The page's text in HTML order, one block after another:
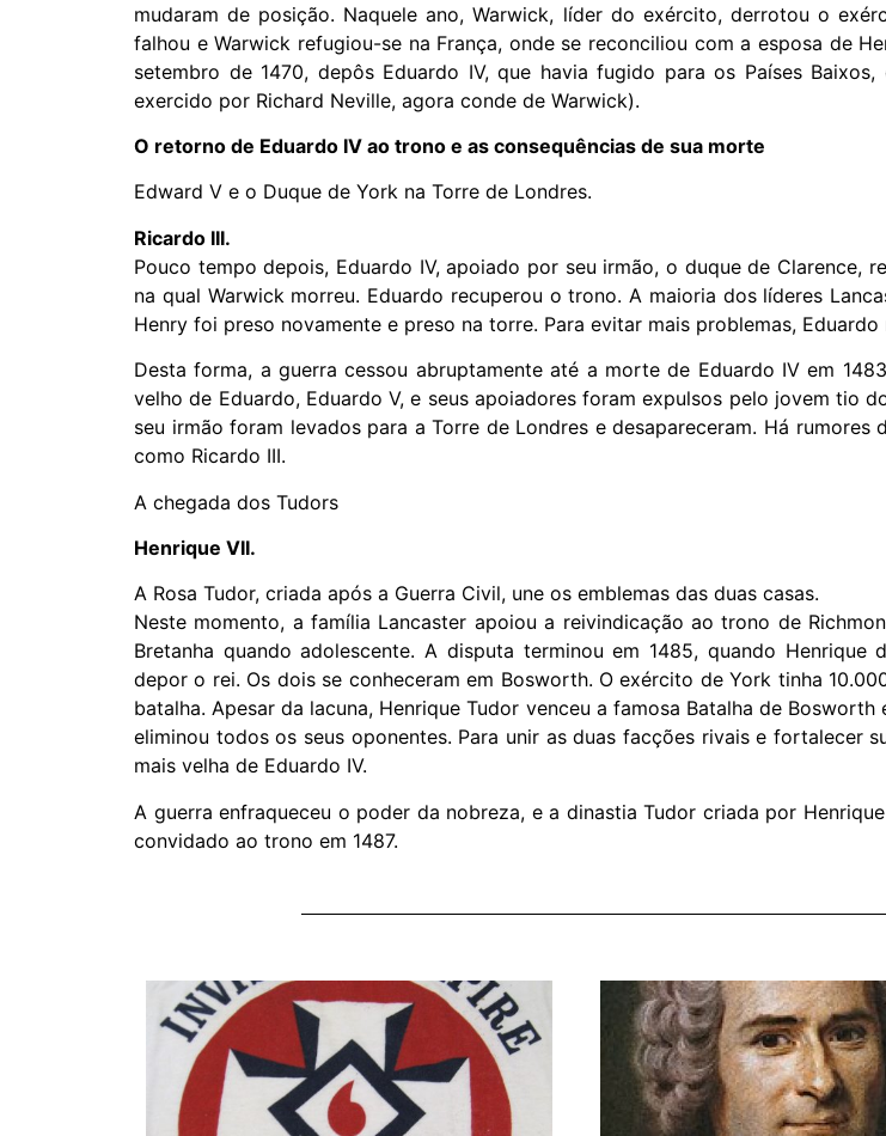
mudaram de posição. Naquele ano, Warwick, líder do exército, derrotou o
falhou e Warwick refugiou-se na França, onde se reconciliou com a esposa de
setembro de 1470, depôs Eduardo IV, que havia fugido para os Países
exercido por Richard Neville, agora conde de Warwick).
O retorno de Eduardo IV ao trono e as consequências de sua morte
Edward V e o Duque de York na Torre de Londres.
Ricardo III.
Pouco tempo depois, Eduardo IV, apoiado por seu irmão, o duque de Clarence,
na qual Warwick morreu. Eduardo recuperou o trono. A maioria dos líderes
Henry foi preso novamente e preso na torre. Para evitar mais problemas,
Desta forma, a guerra cessou abruptamente até a morte de Eduardo IV em
velho de Eduardo, Eduardo V, e seus apoiadores foram expulsos pelo jovem tio
seu irmão foram levados para a Torre de Londres e desapareceram. Há
como Ricardo III.
A chegada dos Tudors
Henrique VII.
A Rosa Tudor, criada após a Guerra Civil, une os emblemas das duas casas.
Neste momento, a família Lancaster apoiou a reivindicação ao trono de
Bretanha quando adolescente. A disputa terminou em 1485, quando
depor o rei. Os dois se conheceram em Bosworth. O exército de York tinha
batalha. Apesar da lacuna, Henrique Tudor venceu a famosa Batalha de
eliminou todos os seus oponentes. Para unir as duas facções rivais e fortalecer
mais velha de Eduardo IV.
A guerra enfraqueceu o poder da nobreza, e a dinastia Tudor criada por
convidado ao trono em 1487.